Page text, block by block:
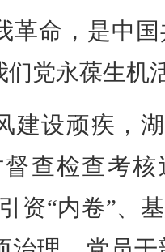
革命，是中
们党永葆生机
建设顽疾，
查检查考
资“内卷”、